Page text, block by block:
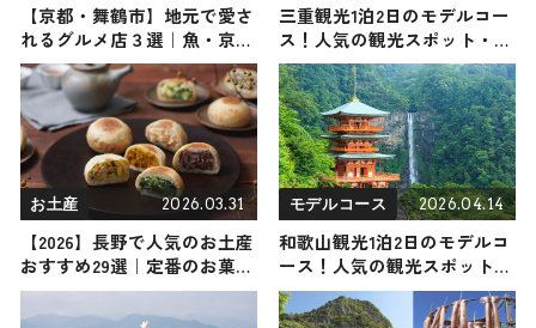
【京都・舞鶴市】地元で愛さ
れるグルメ店３選｜魚・京野
菜・こだわりカレーが勢揃
い！
三重観光1泊2日のモデルコー
ス！人気の観光スポット・名
所を満喫できる王道の旅程を
紹介
お土産 2026.03.31
【2026】長野で人気のお土産
おすすめ29選｜定番のお菓子
からかわいい・日持ちするお
土産・女性向けまで幅広く紹
モデルコース 2026.04.14
和歌山観光1泊2日のモデルコ
ース！人気の観光スポット・
名所を満喫できる王道の旅程
を紹介